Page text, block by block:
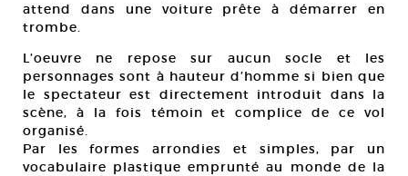
attend dans une voiture prête à démarrer en
trombe.
L’oeuvre ne repose sur aucun socle et les
personnages sont à hauteur d’homme si bien que
le spectateur est directement introduit dans la
scène, à la fois témoin et complice de ce vol
organisé.
Par les formes arrondies et simples, par un
vocabulaire plastique emprunté au monde de la